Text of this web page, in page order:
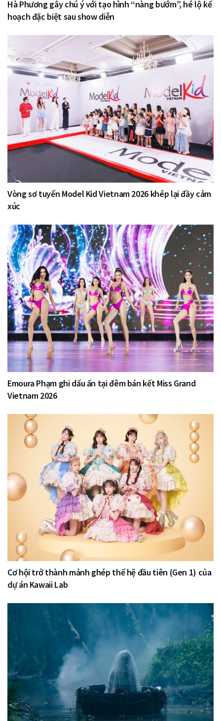
Hà Phương gây chú ý với tạo hình “nàng bướm”, hé lộ kế
hoạch đặc biệt sau show diễn
Vòng sơ tuyển Model Kid Vietnam 2026 khép lại đầy cảm
xúc
Emoura Phạm ghi dấu ấn tại đêm bán kết Miss Grand
Vietnam 2026
Cơ hội trở thành mảnh ghép thế hệ đầu tiên (Gen 1) của
dự án Kawaii Lab